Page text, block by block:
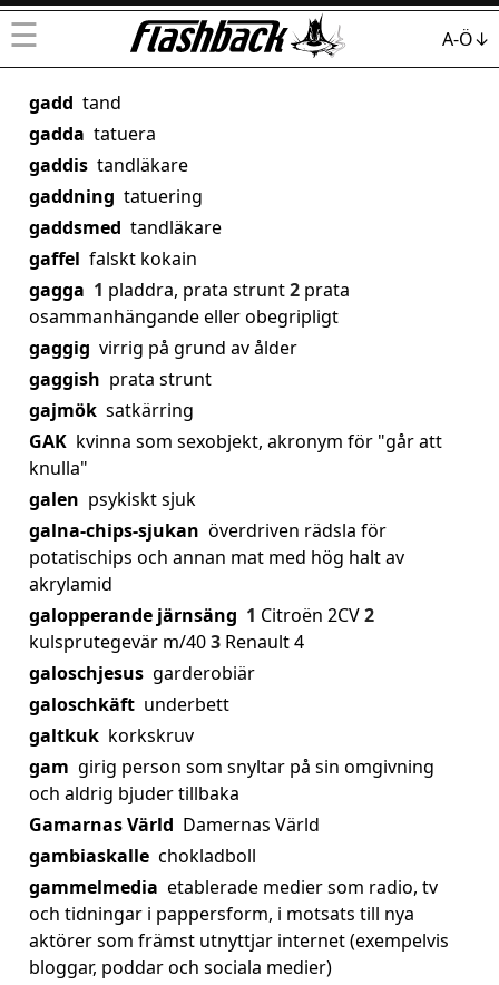
☰ A-Ö↓
gadd tand
gadda tatuera
gaddis tandläkare
gaddning tatuering
gaddsmed tandläkare
gaffel falskt kokain
gagga 1 pladdra, prata strunt2 prata
osammanhängande eller obegripligt
gaggig virrig på grund av ålder
gaggish prata strunt
gajmök satkärring
GAK kvinna som sexobjekt, akronym för "går att
knulla"
galen psykiskt sjuk
galna-chips-sjukan överdriven rädsla för
potatischips och annan mat med hög halt av
akrylamid
galopperande järnsäng 1 Citroën 2CV2
kulsprutegevär m/403 Renault 4
galoschjesus garderobiär
galoschkäft underbett
galtkuk korkskruv
gam girig person som snyltar på sin omgivning
och aldrig bjuder tillbaka
Gamarnas Värld Damernas Värld
gambiaskalle chokladboll
gammelmedia etablerade medier som radio, tv
och tidningar i pappersform, i motsats till nya
aktörer som främst utnyttjar internet (exempelvis
bloggar, poddar och sociala medier)